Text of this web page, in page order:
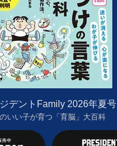
デントFamily 2026年夏号
いい子が育つ「育脳」大百科